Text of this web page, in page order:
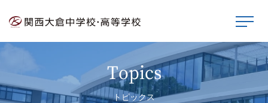
Topics
トピックス